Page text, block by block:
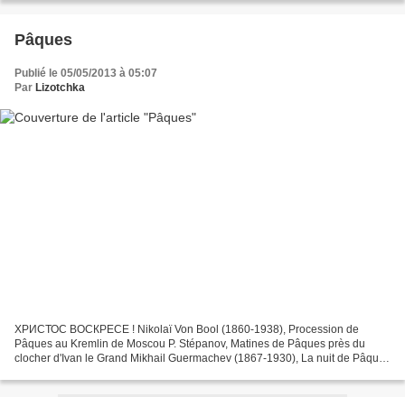
Pâques
Publié le 05/05/2013 à 05:07
Par Lizotchka
ХРИСТОС ВОСКРЕСЕ ! Nikolaï Von Bool (1860-1938), Procession de
Pâques au Kremlin de Moscou P. Stépanov, Matines de Pâques près du
clocher d'Ivan le Grand Mikhail Guermachev (1867-1930), La nuit de Pâques